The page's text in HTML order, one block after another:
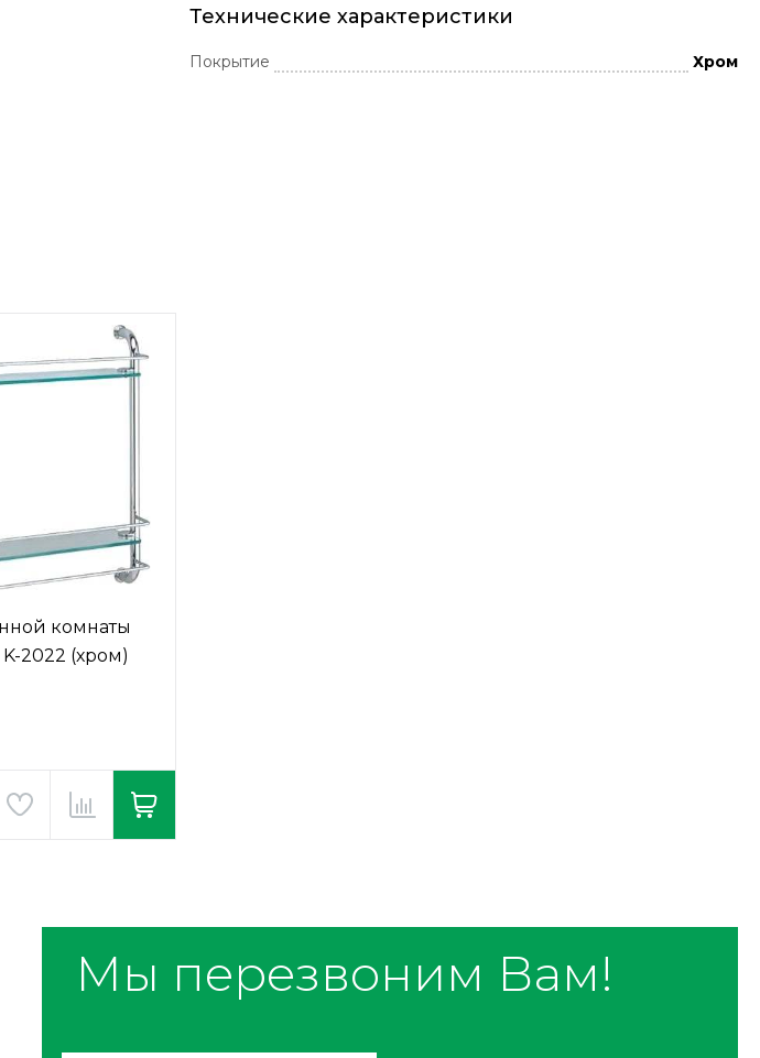
Технические характеристики
Покрытие Хром
комнаты
K-2022 (хром)
Мы перезвоним Вам!